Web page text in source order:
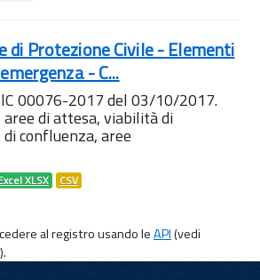
di Protezione Civile - Elementi
- C...
00076-2017 del 03/10/2017.
aree di attesa, viabilità di
confluenza, aree
XLSX CSV
al registro usando leAPI(vedi
).